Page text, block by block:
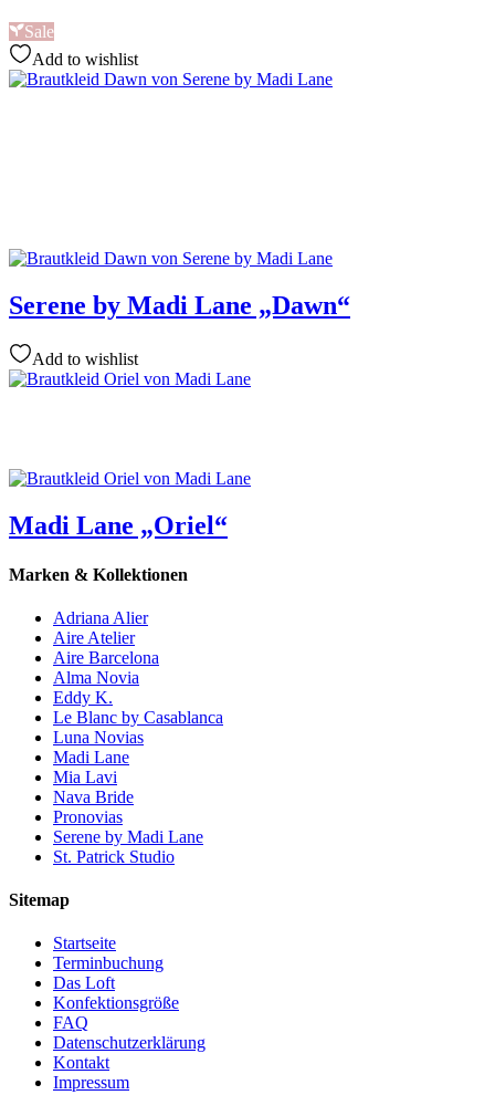
Sale
Add to wishlist
Serene by Madi Lane „Dawn“
Add to wishlist
Madi Lane „Oriel“
Marken & Kollektionen
Adriana Alier
Aire Atelier
Aire Barcelona
Alma Novia
Eddy K.
Le Blanc by Casablanca
Luna Novias
Madi Lane
Mia Lavi
Nava Bride
Pronovias
Serene by Madi Lane
St. Patrick Studio
Sitemap
Startseite
Terminbuchung
Das Loft
Konfektionsgröße
FAQ
Datenschutzerklärung
Kontakt
Impressum